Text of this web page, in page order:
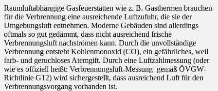
Raumluftabhängige Gasfeuerstätten wie z. B. Gasthermen brauchen
für die Verbrennung eine ausreichende Luftzufuhr, die sie der
Umgebungsluft entnehmen. Moderne Gebäuden sind allerdings
oftmals so gut gedämmt, dass nicht ausreichend frische
Verbrennungsluft nachströmen kann. Durch die unvollständige
Verbrennung entsteht Kohlenmonoxid (CO), ein gefährliches, weil
farb- und geruchloses Atemgift. Durch eine Luftzahlmessung (oder
wie es offiziell heißt: Verbrennungsluft-Messung gemäß ÖVGW-
Richtlinie G12) wird sichergestellt, dass ausreichend Luft für den
Verbrennungsvorgang vorhanden ist.